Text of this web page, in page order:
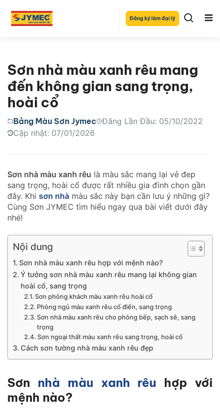
Đăng ký làm đại lý
Sơn nhà màu xanh rêu mang
đến không gian sang trọng,
hoài cổ
Bảng Màu Sơn Jymec
Đăng Lần Đầu: 05/10/2022
Cập nhật: 07/01/2026
Sơn nhà màu xanh rêu là màu sắc mang lại vẻ đep
sang trọng, hoài cổ được rất nhiều gia đình chọn gần
đây. Khi sơn nhà màu sắc này bạn cần lưu ý những gì?
Cùng Sơn JYMEC tìm hiểu ngay qua bài viết dưới đây
nhé!
Nội dung
Sơn nhà màu xanh rêu hợp với mệnh nào?
Ý tưởng sơn nhà màu xanh rêu mang lại không gian
hoài cổ, sang trọng
Sơn phòng khách màu xanh rêu hoài cổ
Phòng ngủ màu xanh rêu cổ điển, sang trọng
Sơn nhà màu xanh rêu cho phòng bếp, sạch sẽ, sang
trọng
Sơn ngoại thất màu xanh rêu sang trọng, hoài cổ
Cách sơn tường nhà màu xanh rêu đẹp
Sơn nhà màu xanh rêu hợp với
mệnh nào?